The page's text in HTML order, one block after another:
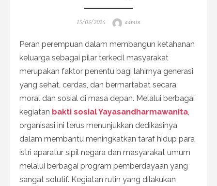
Posted
15/03/2026 Author
admin
Peran perempuan dalam membangun ketahanan
keluarga sebagai pilar terkecil masyarakat
merupakan faktor penentu bagi lahirnya generasi
yang sehat, cerdas, dan bermartabat secara
moral dan sosial di masa depan. Melalui berbagai
kegiatan bakti sosial Yayasandharmawanita
organisasi ini terus menunjukkan dedikasinya
dalam membantu meningkatkan taraf hidup para
istri aparatur sipil negara dan masyarakat umum
melalui berbagai program pemberdayaan yang
sangat solutif. Kegiatan rutin yang dilakukan